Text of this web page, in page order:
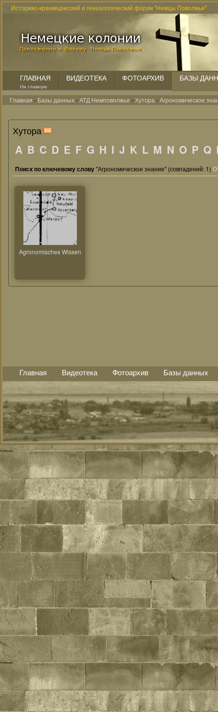
Историко-краеведческий и генеалогический форум "Немцы Поволжья"
ГЛАВНАЯ
На главную
ВИДЕОТЕКА ФОТОАРХИВ БАЗЫ
Главная - Базы данных-АТД Немповолжья -Хутора -Агрономическое
Хутора
A B C D E F G H I J K L M N O P Q
Поиск по ключевому слову"Агрономическое знание" (совпадений: 1)
Agronomisches Wissen
Главная Видеотека Фотоархив Базы данных